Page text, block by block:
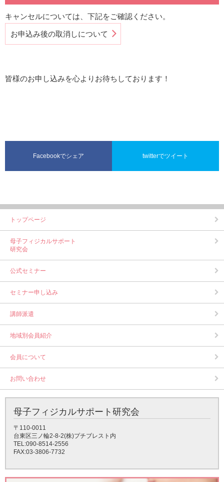
キャンセルについては、下記をご確認ください。
お申込み後の取消しについて
皆様のお申し込みを心よりお待ちしております！
Facebookでシェア twitterでツイート
トップページ
母子フィジカルサポート
研究会
公式セミナー
セミナー申し込み
講師派遣
地域別会員紹介
会員について
お問い合わせ
母子フィジカルサポート研究会
〒110-0011
台東区三ノ輪2-8-2(株)プチブレスト内
TEL:090-8514-2556
FAX:03-3806-7732